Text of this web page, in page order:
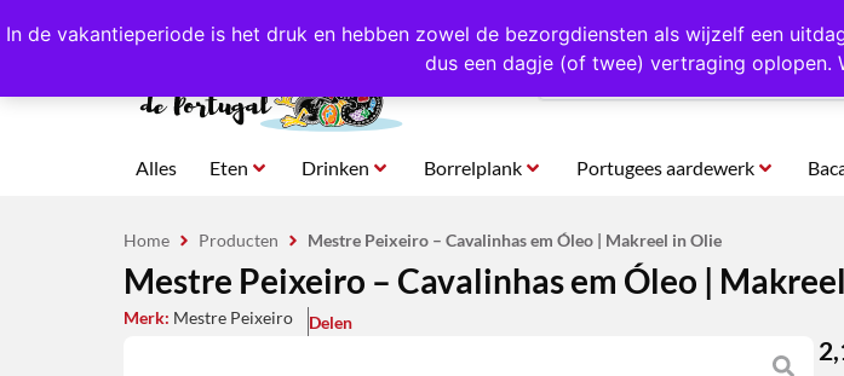
In de vakantieperiode is het druk en hebben zowel de bezorgdiensten als wijzelf een
dus een dagje (of twee) vertraging oplopen.
4,8/5,0 sterren beoordeeld! Eigen import uit Portugal Altijd 1000 verschillende
Alles Eten Drinken Borrelplank Portugees aardewerk
Home Producten Mestre Peixeiro – Cavalinhas em Óleo | Makreel in Olie
Mestre Peixeiro – Cavalinhas em Óleo |
Merk: Mestre Peixeiro Delen